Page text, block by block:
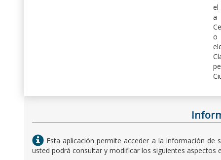
el
Esta aplicación permite acceder a la información de
usted podrá consultar y modificar los siguientes aspectos